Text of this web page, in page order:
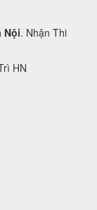
Nội. Nhận Thi
HN